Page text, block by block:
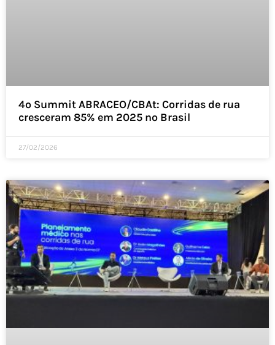
4º Summit ABRACEO/CBAt: Corridas de rua
cresceram 85% em 2025 no Brasil
27/02/2026